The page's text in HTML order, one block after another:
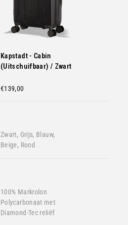
Kapstadt - Cabin
(Uitschuifbaar) / Zwart
€139,00
Zwart, Grijs, Blauw,
Beige, Rood
100% Markrolon
Polycarbonaat met
Diamond-Tec reliëf